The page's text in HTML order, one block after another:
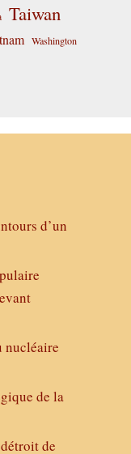
Taiwan
Washington
d’un
nucléaire
de la
de